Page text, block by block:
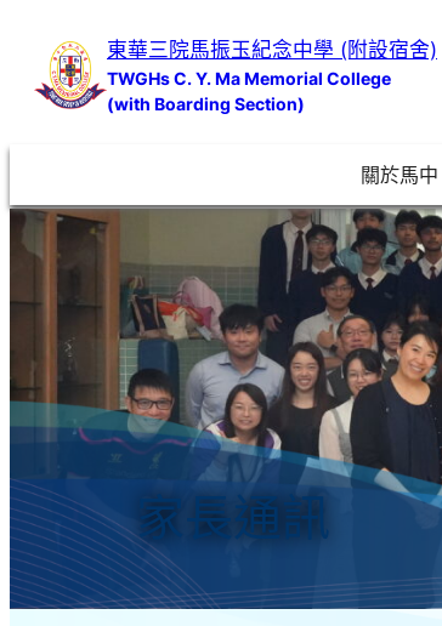
內
東華三院馬振玉紀念中學 (附設宿舍)
TWGHs C. Y. Ma Memorial College
(with Boarding Section)
關於馬中
家長通訊